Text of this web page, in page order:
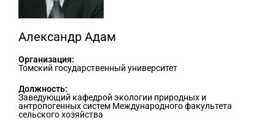
Александр Адам
Организация:
Томский государственный университет
Должность:
Заведующий кафедрой экологии природных и
антропогенных систем Международного факультета
сельского хозяйства